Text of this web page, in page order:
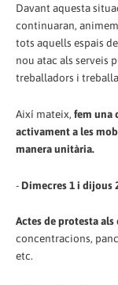
Davant aquesta
continuaran,
tots aquells espais
nou atac als serveis
treballadors i
Així mateix, fem una
activament a les
manera unitària.
- Dimecres 1 i dijous
Actes de protesta als
concentracions,
etc.